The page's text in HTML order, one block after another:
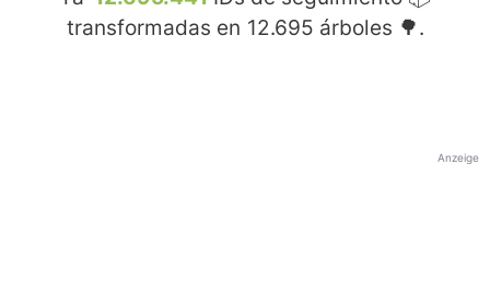
transformadas en 12.695 árboles 🌳.
Anzeige